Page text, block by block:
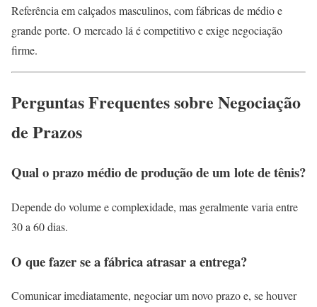
Referência em calçados masculinos, com fábricas de médio e
grande porte. O mercado lá é competitivo e exige negociação
firme.
Perguntas Frequentes sobre Negociação
de Prazos
Qual o prazo médio de produção de um lote de tênis?
Depende do volume e complexidade, mas geralmente varia entre
30 a 60 dias.
O que fazer se a fábrica atrasar a entrega?
Comunicar imediatamente, negociar um novo prazo e, se houver